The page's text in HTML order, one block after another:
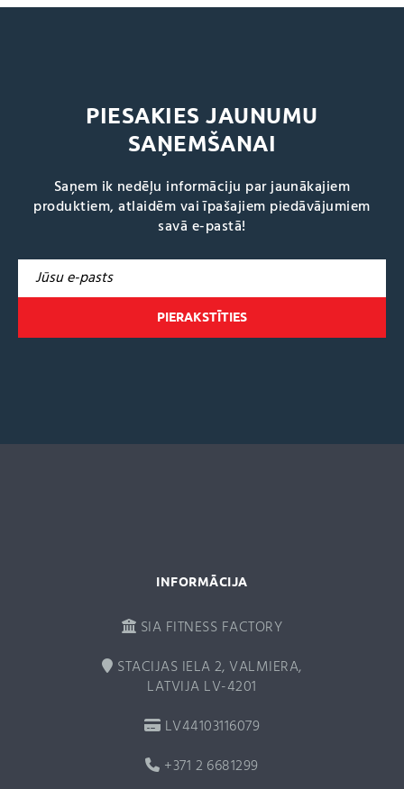
PIESAKIES JAUNUMU
SAŅEMŠANAI
Saņem ik nedēļu informāciju par jaunākajiem
produktiem, atlaidēm vai īpašajiem piedāvājumiem
savā e-pastā!
t
INFORMĀCIJA
SIA FITNESS FACTORY
STACIJAS IELA 2, VALMIERA,
LATVIJA LV-4201
LV44103116079
+371 2 6681299